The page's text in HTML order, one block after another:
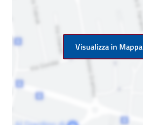
Visualizza in Mappa